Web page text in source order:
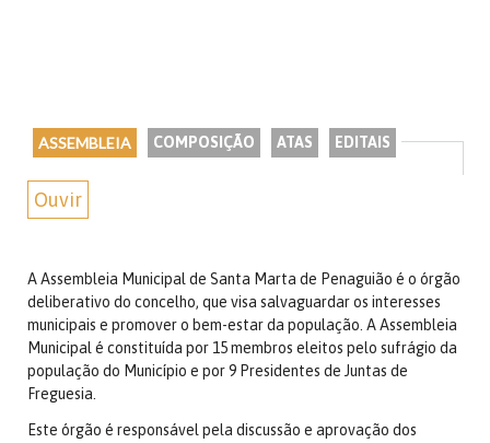
ASSEMBLEIA COMPOSIÇÃO ATAS EDITAIS
Ouvir
A Assembleia Municipal de Santa Marta de Penaguião é o órgão
deliberativo do concelho, que visa salvaguardar os interesses
municipais e promover o bem-estar da população. A Assembleia
Municipal é constituída por 15 membros eleitos pelo sufrágio da
população do Município e por 9 Presidentes de Juntas de
Freguesia.
Este órgão é responsável pela discussão e aprovação dos